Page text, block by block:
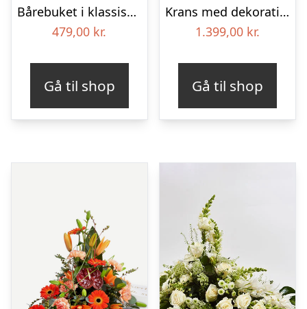
Bårebuket i klassisk stil – hvid
479,00 kr.
Gå til shop
Krans med dekoration i klassisk stil – rød og hvid – med bånd
1.399,00 kr.
Gå til shop